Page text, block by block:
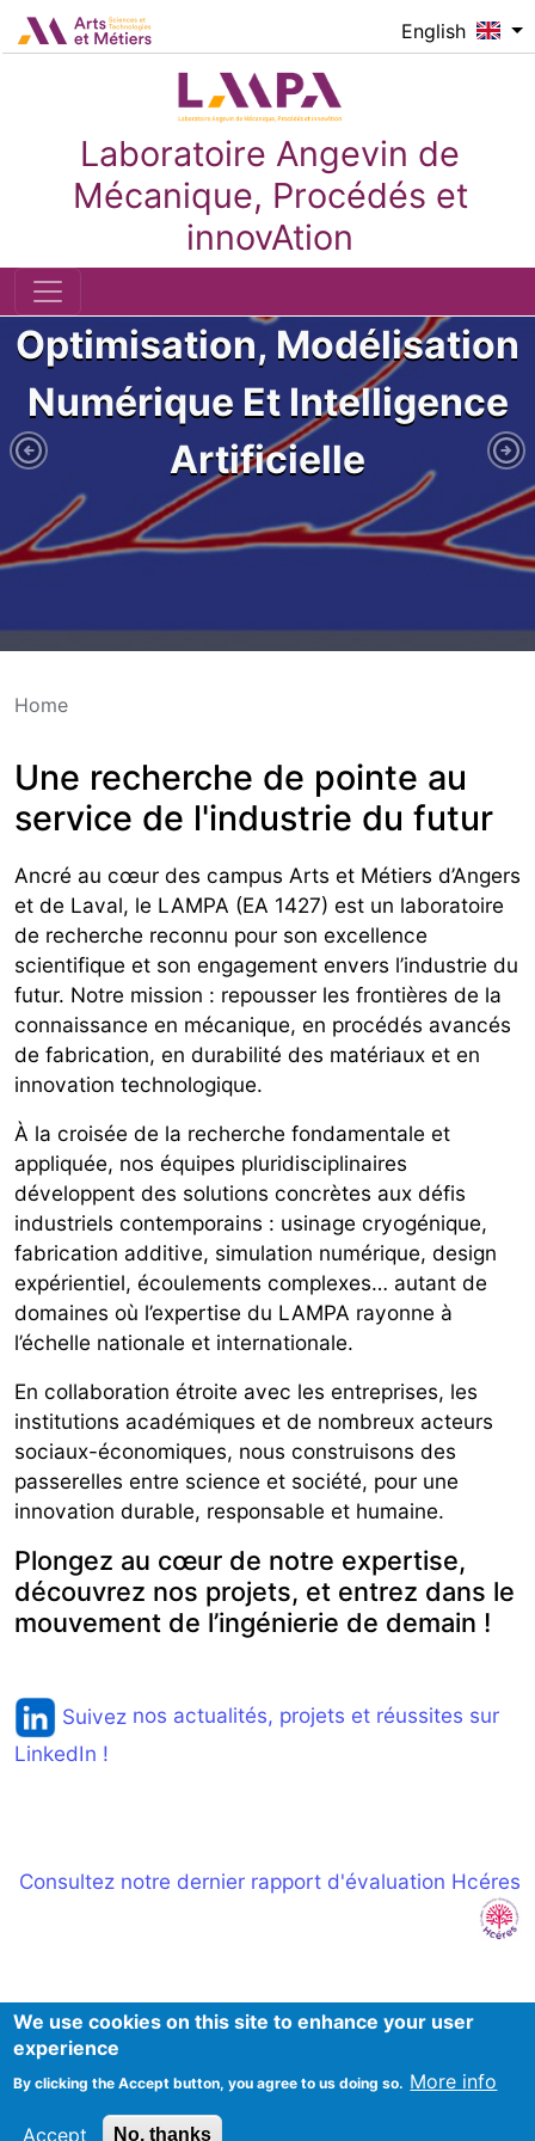
Skip to main content
Laboratoire Angevin de
Mécanique, Procédés et
innovAtion
English
Logo_image
Slideshow
Slide 1 of 4
Optimisation, Modélisation
Numérique Et Intelligence
Artificielle
Previous Slide
Home
Une recherche de pointe au
service de l'industrie du futur
Ancré au cœur des campus Arts et Métiers d’Angers
et de Laval, le LAMPA (EA 1427) est un laboratoire
de recherche reconnu pour son excellence
scientifique et son engagement envers l’industrie du
futur. Notre mission : repousser les frontières de la
connaissance en mécanique, en procédés avancés
de fabrication, en durabilité des matériaux et en
innovation technologique.
À la croisée de la recherche fondamentale et
appliquée, nos équipes pluridisciplinaires
développent des solutions concrètes aux défis
industriels contemporains : usinage cryogénique,
fabrication additive, simulation numérique, design
expérientiel, écoulements complexes… autant de
domaines où l’expertise du LAMPA rayonne à
l’échelle nationale et internationale.
En collaboration étroite avec les entreprises, les
institutions académiques et de nombreux acteurs
sociaux-économiques, nous construisons des
passerelles entre science et société, pour une
innovation durable, responsable et humaine.
Plongez au cœur de notre expertise,
découvrez nos projets, et entrez dans le
mouvement de l’ingénierie de demain !
Suivez nos actualités, projets et réussites sur
LinkedIn !
Consultez notre dernier rapport d'évaluation Hcéres
Mentions Légales
We use cookies on this site to enhance your user
experience
By clicking the Accept button, you agree to us doing so. More info
Accept No, thanks